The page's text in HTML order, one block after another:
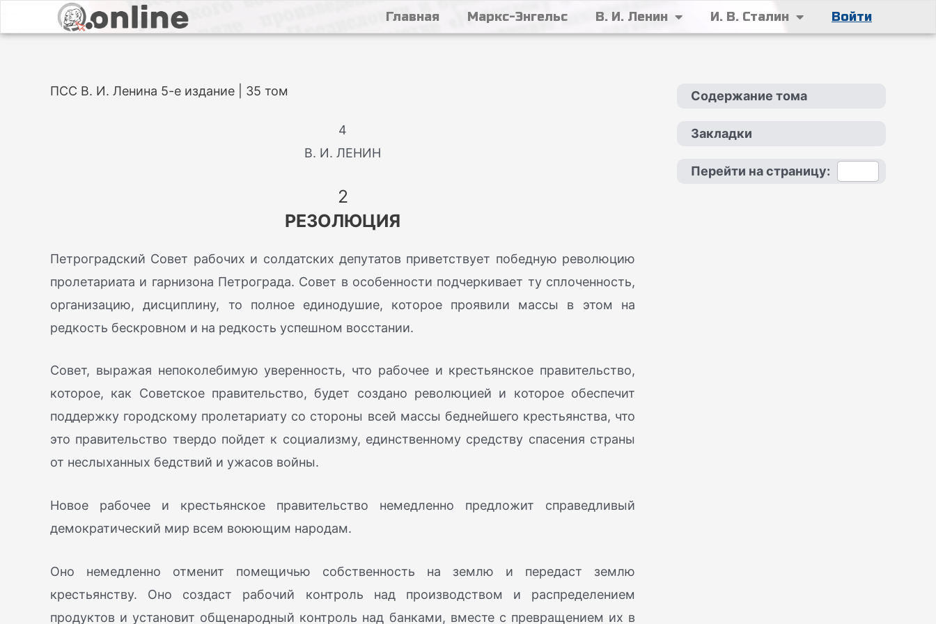
Главная Маркс-Энгельс В. И. Ленин И. В. Сталин Войти
ПСС В. И. Ленина 5-е издание | 35 том
4
В. И. ЛЕНИН
2
РЕЗОЛЮЦИЯ
Петроградский Совет рабочих и солдатских депутатов приветствует победную революцию
пролетариата и гарнизона Петрограда. Совет в особенности подчеркивает ту сплоченность,
организацию, дисциплину, то полное единодушие, которое проявили массы в этом на
редкость бескровном и на редкость успешном восстании.
Совет, выражая непоколебимую уверенность, что рабочее и крестьянское правительство,
которое, как Советское правительство, будет создано революцией и которое обеспечит
поддержку городскому пролетариату со стороны всей массы беднейшего крестьянства, что
это правительство твердо пойдет к социализму, единственному средству спасения страны
от неслыханных бедствий и ужасов войны.
Новое рабочее и крестьянское правительство немедленно предложит справедливый
демократический мир всем воюющим народам.
Оно немедленно отменит помещичью собственность на землю и передаст землю
крестьянству. Оно создаст рабочий контроль над производством и распределением
продуктов и установит общенародный контроль над банками, вместе с превращением их в
Содержание тома
Закладки
Перейти на страницу: